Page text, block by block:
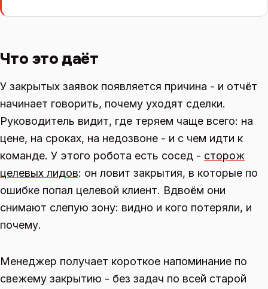
Что это даёт
У закрытых заявок появляется причина - и отчёт
начинает говорить, почему уходят сделки.
Руководитель видит, где теряем чаще всего: на
цене, на сроках, на недозвоне - и с чем идти к
команде. У этого робота есть сосед - сторож
целевых лидов: он ловит закрытия, в которые по
ошибке попал целевой клиент. Вдвоём они
снимают слепую зону: видно и кого потеряли, и
почему.
Менеджер получает короткое напоминание по
свежему закрытию - без задач по всей старой